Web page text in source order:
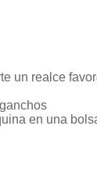
un realce
en una